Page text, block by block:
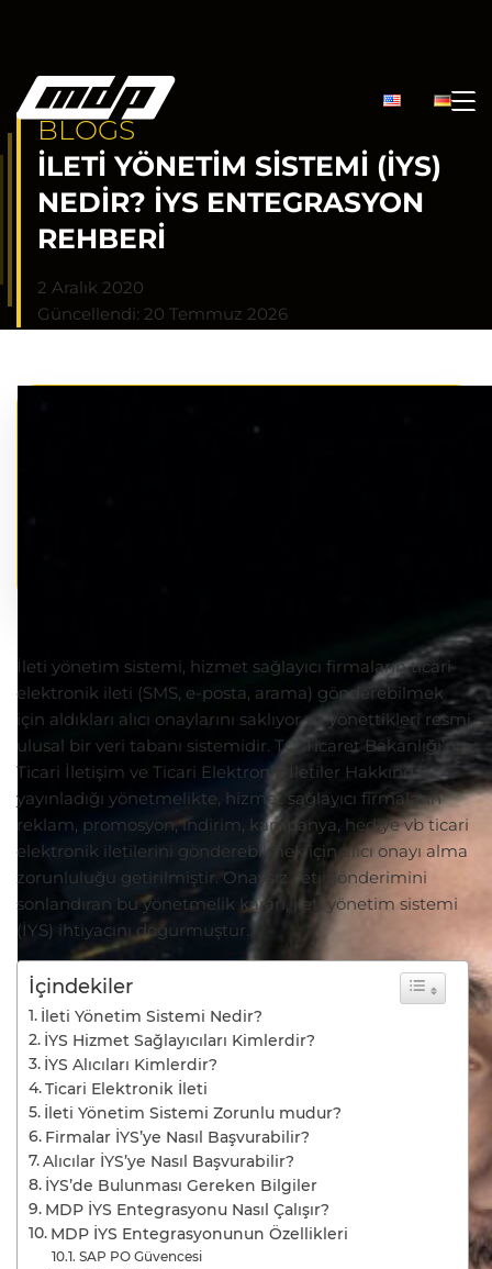
BLOGS
İLETI YÖNETIM SISTEMI (İYS)
NEDIR? İYS ENTEGRASYON
REHBERI
2 Aralık 2020
Güncellendi: 20 Temmuz 2026
İleti yönetim sistemi, hizmet sağlayıcı firmaların ticari
elektronik ileti (SMS, e-posta, arama) gönderebilmek
için aldıkları alıcı onaylarını saklıyor ve yönettikleri resmi,
ulusal bir veri tabanı sistemidir. TC. Ticaret Bakanlığı’nın,
Ticari İletişim ve Ticari Elektronik İletiler Hakkında
yayınladığı yönetmelikte, hizmet sağlayıcı firmaların
reklam, promosyon, indirim, kampanya, hediye vb ticari
elektronik iletilerini gönderebilmek için alıcı onayı alma
zorunluluğu getirilmiştir. Onaysız ileti gönderimini
sonlandıran bu yönetmelik kararı, ileti yönetim sistemi
(İYS) ihtiyacını doğurmuştur.
İçindekiler
İleti Yönetim Sistemi Nedir?
İYS Hizmet Sağlayıcıları Kimlerdir?
İYS Alıcıları Kimlerdir?
Ticari Elektronik İleti
İleti Yönetim Sistemi Zorunlu mudur?
Firmalar İYS’ye Nasıl Başvurabilir?
Alıcılar İYS’ye Nasıl Başvurabilir?
İYS’de Bulunması Gereken Bilgiler
MDP İYS Entegrasyonu Nasıl Çalışır?
MDP İYS Entegrasyonunun Özellikleri
SAP PO Güvencesi